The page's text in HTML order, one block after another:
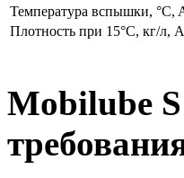
Температура вспышки, °C,
Плотность при 15°С, кг/л,
Mobilube